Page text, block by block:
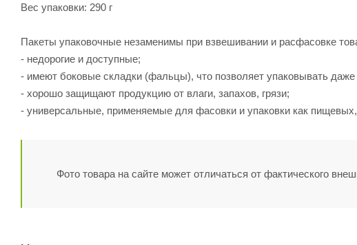
Вес упаковки: 290 г
Пакеты упаковочные незаменимы при взвешивании и расфасовке
- недорогие и доступные;
- имеют боковые складки (фальцы), что позволяет упаковывать
- хорошо защищают продукцию от влаги, запахов, грязи;
- универсальные, применяемые для фасовки и упаковки как
Фото товара на сайте может отличаться от фактического